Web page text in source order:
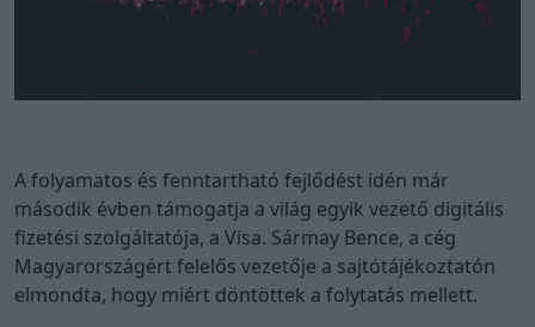
A folyamatos és fenntartható fejlődést idén már
második évben támogatja a világ egyik vezető digitális
fizetési szolgáltatója, a Visa. Sármay Bence, a cég
Magyarországért felelős vezetője a sajtótájékoztatón
elmondta, hogy miért döntöttek a folytatás mellett.